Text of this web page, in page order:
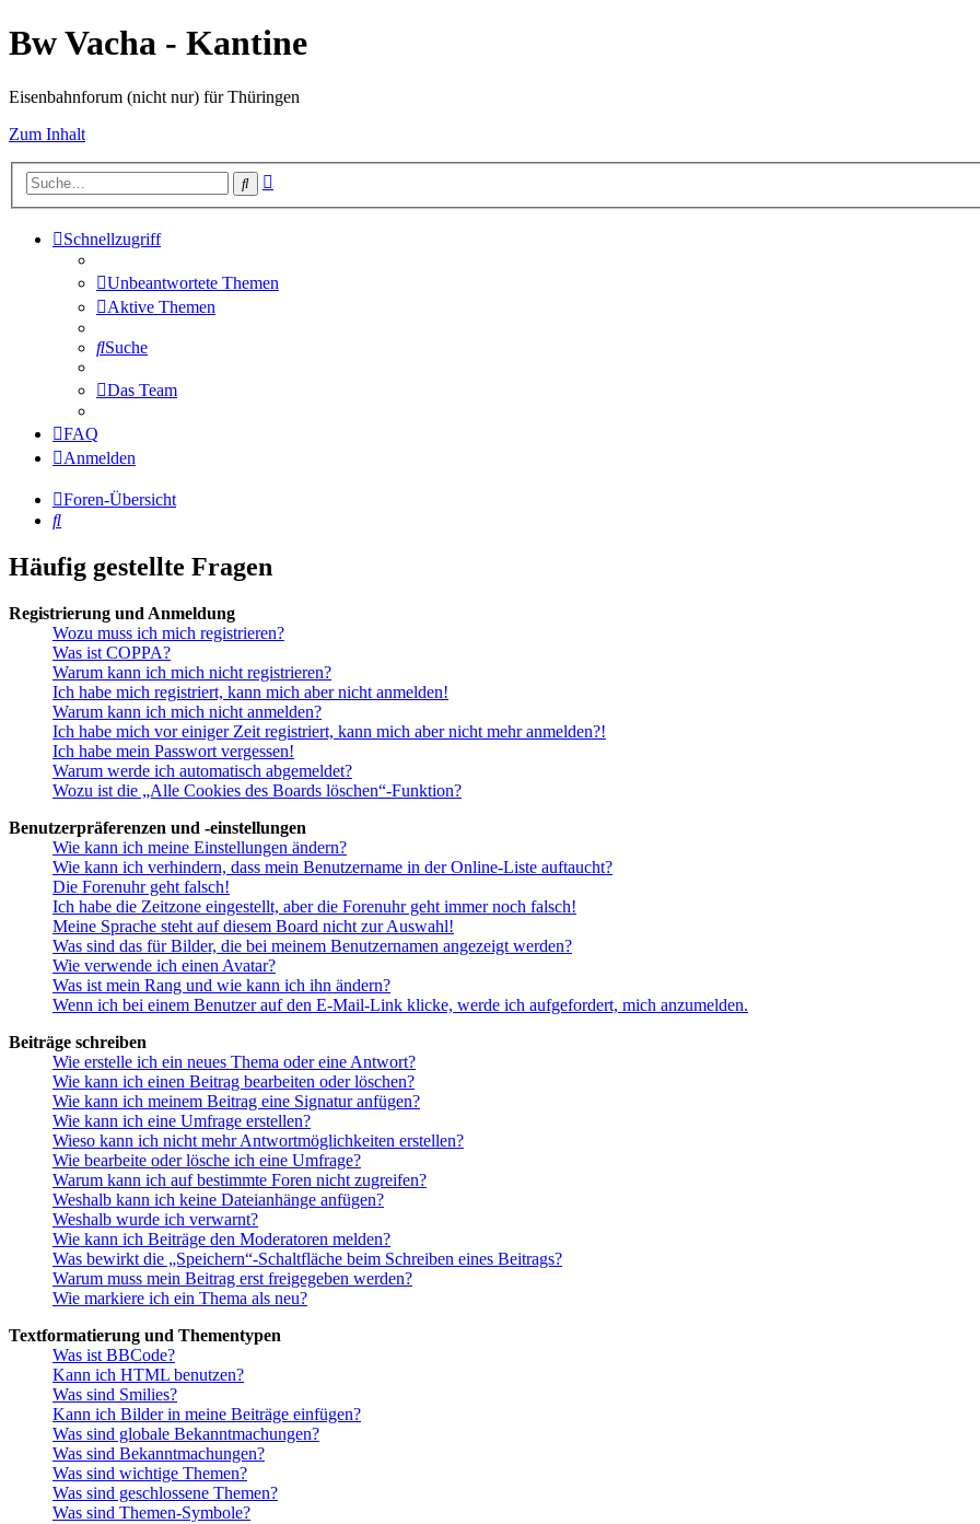
Bw Vacha - Kantine
Eisenbahnforum (nicht nur) für Thüringen
Zum Inhalt
Suche
Schnellzugriff
Unbeantwortete Themen
Aktive Themen
Suche
Das Team
FAQ
Anmelden
Foren-Übersicht
Suche
Häufig gestellte Fragen
Registrierung und Anmeldung
Wozu muss ich mich registrieren?
Was ist COPPA?
Warum kann ich mich nicht registrieren?
Ich habe mich registriert, kann mich aber nicht anmelden!
Warum kann ich mich nicht anmelden?
Ich habe mich vor einiger Zeit registriert, kann mich aber nicht mehr anmelden?!
Ich habe mein Passwort vergessen!
Warum werde ich automatisch abgemeldet?
Wozu ist die „Alle Cookies des Boards löschen“-Funktion?
Benutzerpräferenzen und -einstellungen
Wie kann ich meine Einstellungen ändern?
Wie kann ich verhindern, dass mein Benutzername in der Online-Liste auftaucht?
Die Forenuhr geht falsch!
Ich habe die Zeitzone eingestellt, aber die Forenuhr geht immer noch falsch!
Meine Sprache steht auf diesem Board nicht zur Auswahl!
Was sind das für Bilder, die bei meinem Benutzernamen angezeigt werden?
Wie verwende ich einen Avatar?
Was ist mein Rang und wie kann ich ihn ändern?
Wenn ich bei einem Benutzer auf den E-Mail-Link klicke, werde ich aufgefordert, mich anzumelden.
Beiträge schreiben
Wie erstelle ich ein neues Thema oder eine Antwort?
Wie kann ich einen Beitrag bearbeiten oder löschen?
Wie kann ich meinem Beitrag eine Signatur anfügen?
Wie kann ich eine Umfrage erstellen?
Wieso kann ich nicht mehr Antwortmöglichkeiten erstellen?
Wie bearbeite oder lösche ich eine Umfrage?
Warum kann ich auf bestimmte Foren nicht zugreifen?
Weshalb kann ich keine Dateianhänge anfügen?
Weshalb wurde ich verwarnt?
Wie kann ich Beiträge den Moderatoren melden?
Was bewirkt die „Speichern“-Schaltfläche beim Schreiben eines Beitrags?
Warum muss mein Beitrag erst freigegeben werden?
Wie markiere ich ein Thema als neu?
Textformatierung und Thementypen
Was ist BBCode?
Kann ich HTML benutzen?
Was sind Smilies?
Kann ich Bilder in meine Beiträge einfügen?
Was sind globale Bekanntmachungen?
Was sind Bekanntmachungen?
Was sind wichtige Themen?
Was sind geschlossene Themen?
Was sind Themen-Symbole?